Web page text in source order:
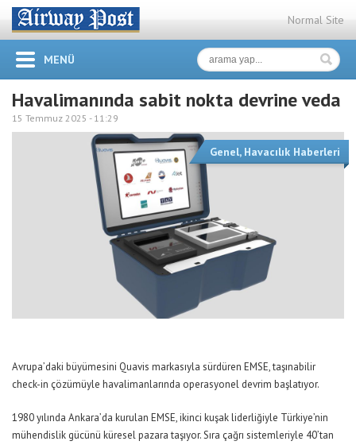
Normal Site
MENÜ
Havalimanında sabit nokta devrine veda
15 Temmuz 2025 - 11:29
Genel, Havacılık Haberleri
Avrupa’daki büyümesini Quavis markasıyla sürdüren EMSE, taşınabilir
check-in çözümüyle havalimanlarında operasyonel devrim başlatıyor.
1980 yılında Ankara’da kurulan EMSE, ikinci kuşak liderliğiyle Türkiye’nin
mühendislik gücünü küresel pazara taşıyor. Sıra çağrı sistemleriyle 40’tan